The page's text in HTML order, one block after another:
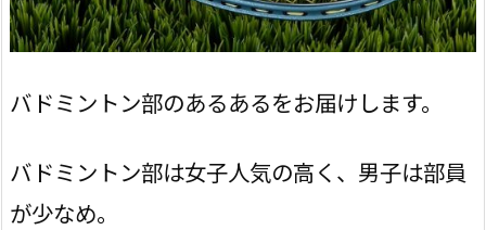
バドミントン部のあるあるをお届けします。
バドミントン部は女子人気の高く、男子は部員
が少なめ。